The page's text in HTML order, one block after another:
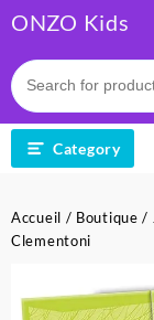
to
content
ONZO Kids
Category
Accueil / Boutique /
Clementoni